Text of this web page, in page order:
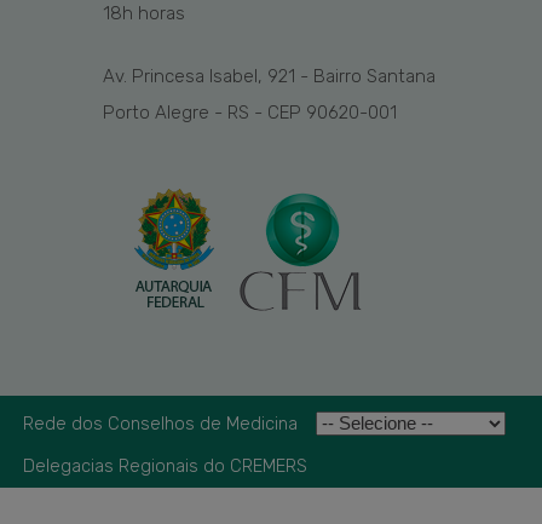
18h horas
Av. Princesa Isabel, 921 - Bairro Santana
Porto Alegre - RS - CEP 90620-001
Rede dos Conselhos de Medicina
Delegacias Regionais do CREMERS